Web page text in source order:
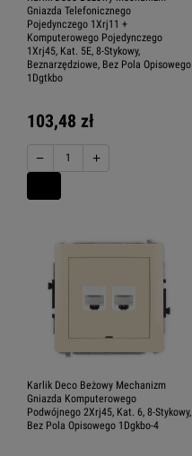
Gniazda Telefonicznego
Pojedynczego 1Xrj11 +
Komputerowego Pojedynczego
1Xrj45, Kat. 5E, 8-Stykowy,
Beznarzędziowe, Bez Pola Opisowego
1Dgtkbo
103,48 zł
− +
Karlik Deco Beżowy Mechanizm
Gniazda Komputerowego
Podwójnego 2Xrj45, Kat. 6, 8-Stykowy,
Bez Pola Opisowego 1Dgkbo-4